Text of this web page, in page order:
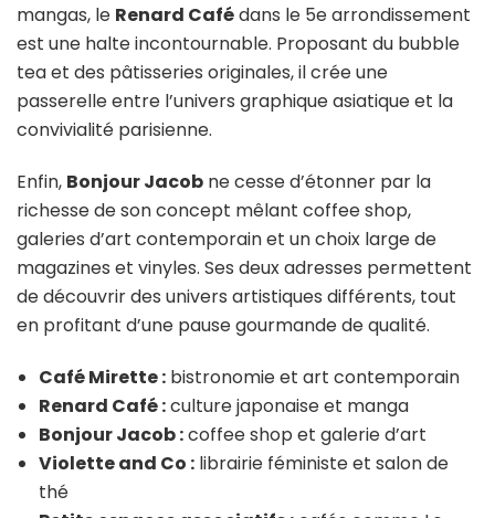
mangas, le Renard Cafédans le 5e arrondissement
est une halte incontournable. Proposant du bubble
tea et des pâtisseries originales, il crée une
passerelle entre l’univers graphique asiatique et la
convivialité parisienne.
Enfin, Bonjour Jacob ne cesse d’étonner par la
richesse de son concept mêlant coffee shop,
galeries d’art contemporain et un choix large de
magazines et vinyles. Ses deux adresses permettent
de découvrir des univers artistiques différents, tout
en profitant d’une pause gourmande de qualité.
Café Mirette : bistronomie et art contemporain
Renard Café :culture japonaise et manga
Bonjour Jacob :coffee shop et galerie d’art
Violette and Co : librairie féministe et salon de
thé